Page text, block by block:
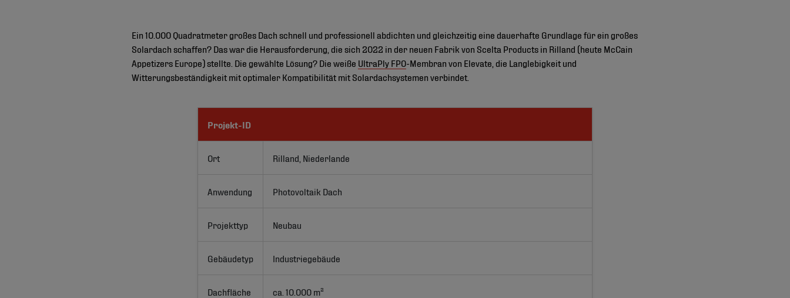
Ein 10.000 Quadratmeter großes Dach schnell und professionell abdichten und gleichzeitig eine dauerhafte Grundlage für ein großes
Solardach schaffen? Das war die Herausforderung, die sich 2022 in der neuen Fabrik von Scelta Products in Rilland (heute McCain
Appetizers Europe) stellte. Die gewählte Lösung? Die weiße UltraPly FPO-Membran von Elevate, die Langlebigkeit und
Witterungsbeständigkeit mit optimaler Kompatibilität mit Solardachsystemen verbindet.
Projekt-ID
Ort Rilland, Niederlande
Anwendung Photovoltaik Dach
Projekttyp Neubau
Gebäudetyp Industriegebäude
Dachfläche ca. 10.000 m²